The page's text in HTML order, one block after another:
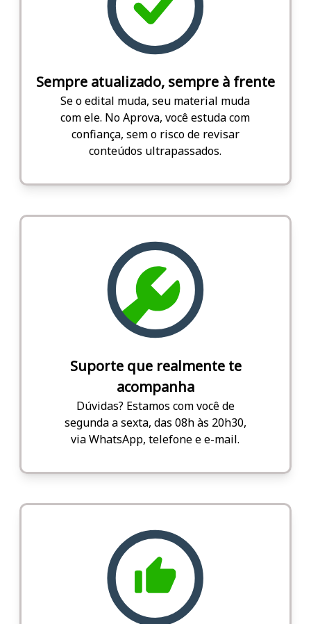
Sempre atualizado, sempre à frente
Se o edital muda, seu material muda
com ele. No Aprova, você estuda com
confiança, sem o risco de revisar
conteúdos ultrapassados.
Suporte que realmente te
acompanha
Dúvidas? Estamos com você de
segunda a sexta, das 08h às 20h30,
via WhatsApp, telefone e e-mail.